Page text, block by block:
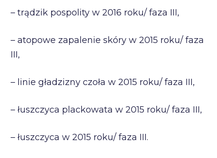
– trądzik pospolity w 2016 roku/ faza III,
– atopowe zapalenie skóry w 2015 roku/ faza
III,
– linie gładzizny czoła w 2015 roku/ faza III,
– łuszczyca plackowata w 2015 roku/ faza III,
– łuszczyca w 2015 roku/ faza III.